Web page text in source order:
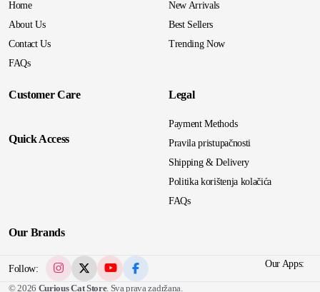
Home
About Us
Contact Us
FAQs
New Arrivals
Best Sellers
Trending Now
Customer Care
Quick Access
Legal
Payment Methods
Pravila pristupačnosti
Shipping & Delivery
Politika korištenja kolačića
FAQs
Our Brands
Follow: Our Apps:
© 2026 Curious Cat Store. Sva prava zadržana.